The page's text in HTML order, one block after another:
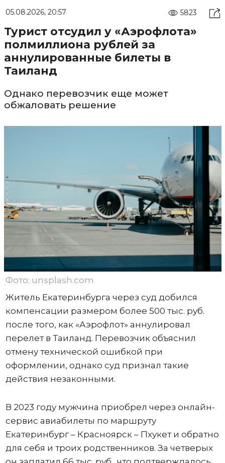
05.08.2026, 20:57 5823
Турист отсудил у «Аэрофлота»
полмиллиона рублей за
аннулированные билеты в
Таиланд
Однако перевозчик еще может
обжаловать решение
Фото: unsplash.com
Житель Екатеринбурга через суд добился
компенсации размером более 500 тыс. руб.
после того, как «Аэрофлот» аннулировал
перелет в Таиланд. Перевозчик объяснил
отмену технической ошибкой при
оформлении, однако суд признал такие
действия незаконными.
В 2023 году мужчина приобрел через онлайн-
сервис авиабилеты по маршруту
Екатеринбург – Красноярск – Пхукет и обратно
для себя и троих родственников. За четверых